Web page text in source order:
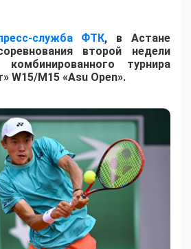
служба ФТК, в Астане
второй недели
комбинированного турнира
W15/M15 «Asu Open».